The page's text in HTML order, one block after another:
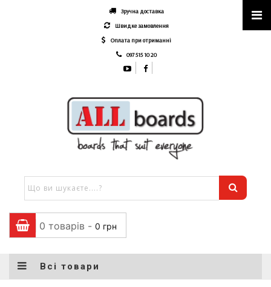
Зручна доставка
Швидке замовлення
Оплата при отриманні
097 515 10 20
0 товарів - 0 грн
Всі товари